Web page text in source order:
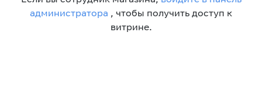
администратора , чтобы получить доступ к
витрине.